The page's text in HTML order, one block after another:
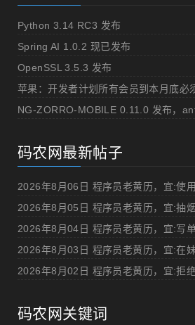
Python 3.14 RC3 发布
Spring AI 1.0.2 现已发布
OpenSSL 3.5.3 发布
苹果：开发者计划所有会员到本月底必
码农网最新帖子
2026年8月05日 程序员老黄历，宜:抽
2026年8月02日 程序员老黄历，宜:拒
码农网关键词